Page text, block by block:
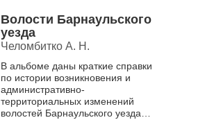
Волости Барнаульского
уезда
Челомбитко А. Н.
В альбоме даны краткие справки
по истории возникновения и
административно-
территориальных изменений
волостей Барнаульского уезда в